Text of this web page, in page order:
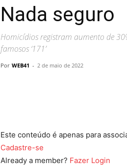
Nada seguro
Homicídios registram aumento de
famosos ‘171’
Por WEB41 - 2 de maio de 2022
Este conteúdo é apenas para
Cadastre-se
Already a member? Fazer Login